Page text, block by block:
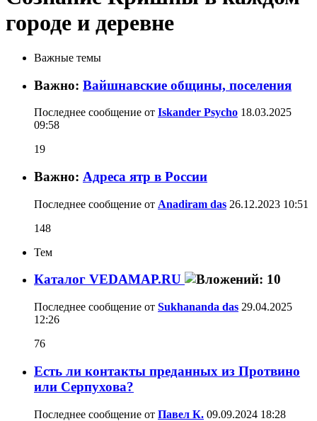
городе и деревне
Важные темы
Важно: Вайшнавские общины, поселения
Последнее сообщение от Iskander Psycho 18.03.2025
09:58
19
Важно: Адреса ятр в России
Последнее сообщение от Anadiram das 26.12.2023 10:51
148
Тем
Каталог VEDAMAP.RU
Последнее сообщение от Sukhananda das 29.04.2025
12:26
76
Есть ли контакты преданных из Протвино
или Серпухова?
Последнее сообщение от Павел К. 09.09.2024 18:28